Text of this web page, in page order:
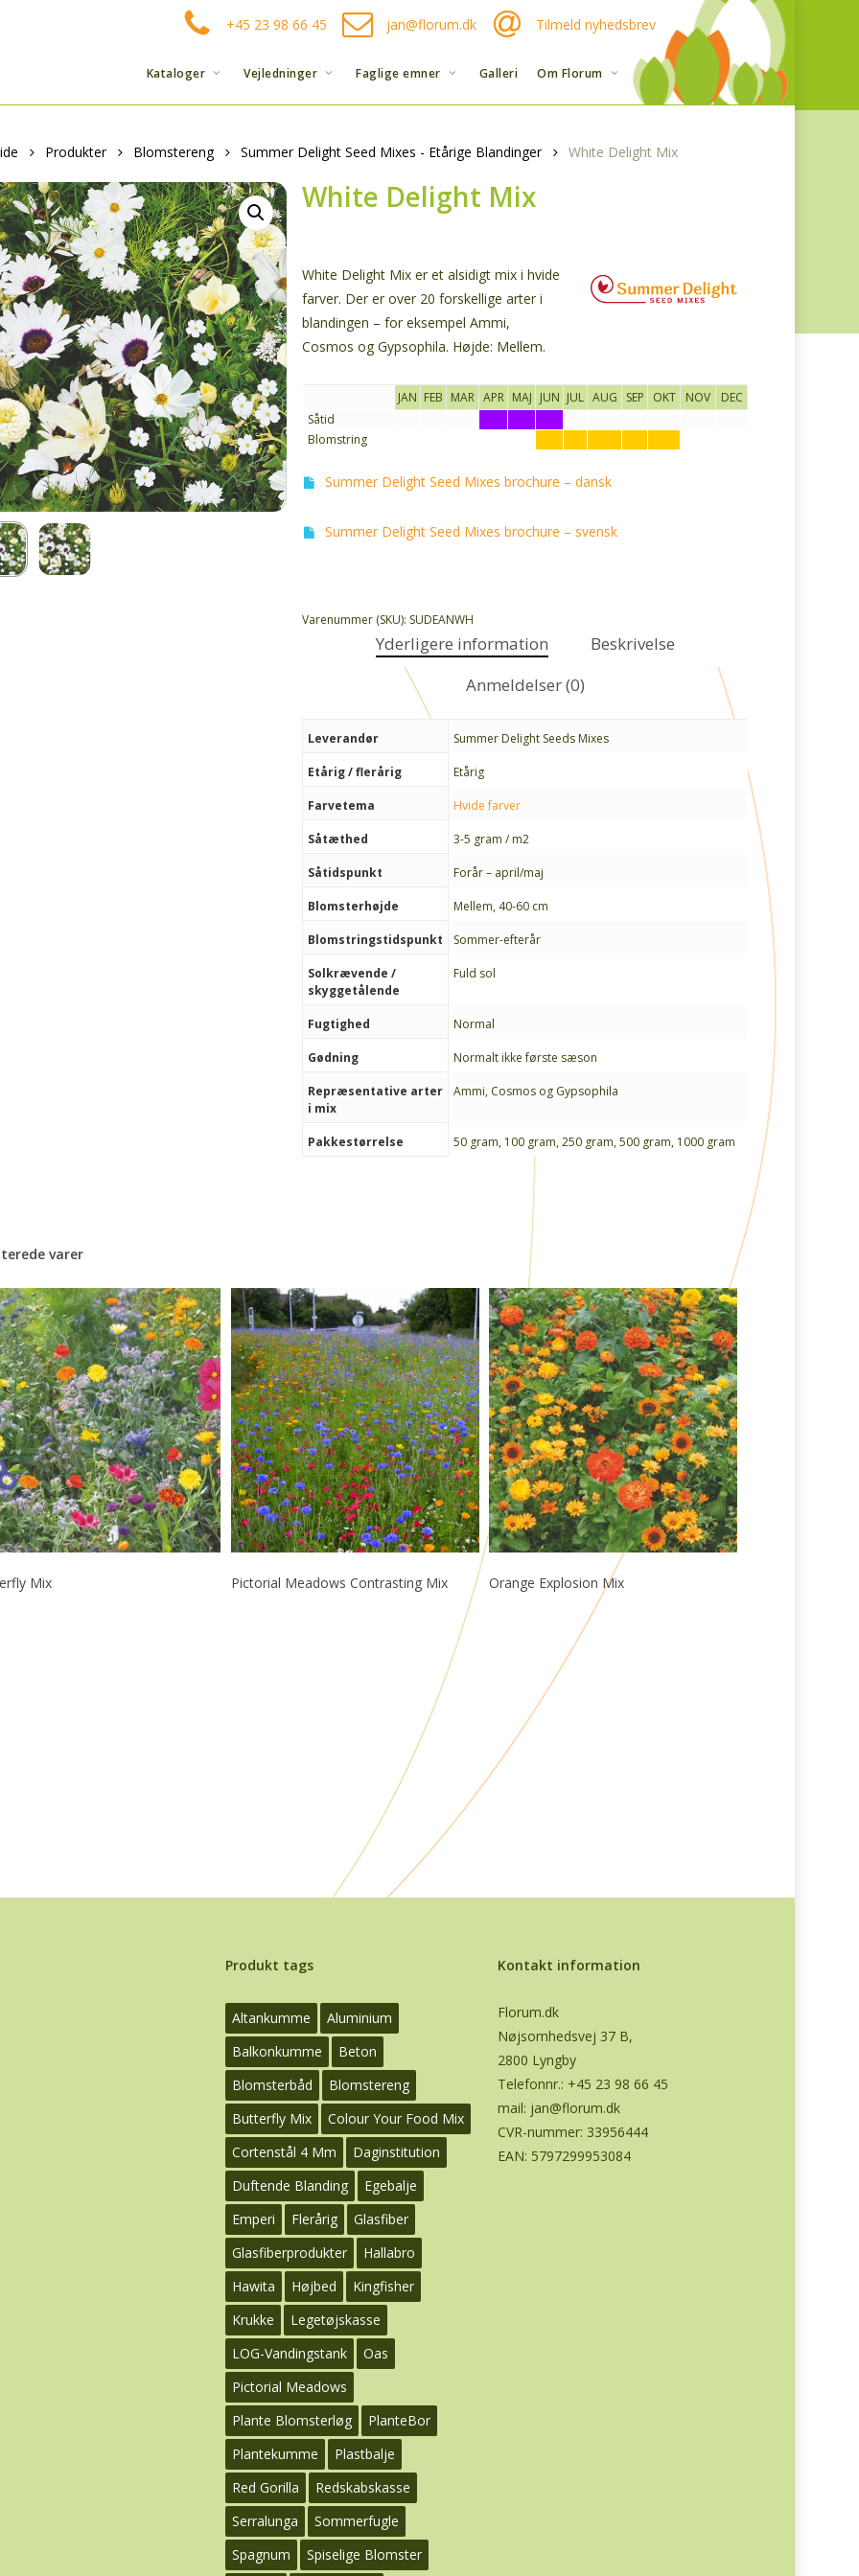
+45 23 98 66 45 jan@florum.dk Tilmeld nyhedsbrev
Kataloger Vejledninger Faglige emner Galleri Om Florum
Produkter Blomstereng Summer Delight Seed Mixes - Etårige Blandinger White Delight Mix
White Delight Mix
White Delight Mix er et alsidigt mix i hvide
farver. Der er over 20 forskellige arter i
blandingen – for eksempel Ammi,
Cosmos og Gypsophila. Højde: Mellem.
JAN FEB MAR APR MAJ JUN JUL AUG SEP OKT NOV
DEC
Såtid
Blomstring
Summer Delight Seed Mixes brochure – dansk
Summer Delight Seed Mixes brochure – svensk
Varenummer (SKU): SUDEANWH
Yderligere information
Beskrivelse
Anmeldelser (0)
Leverandør Summer Delight Seeds Mixes
Etårig / flerårig Etårig
Farvetema Hvide farver
Såtæthed 3-5 gram / m2
Såtidspunkt Forår – april/maj
Blomsterhøjde Mellem, 40-60 cm
Blomstringstidspunkt Sommer-efterår
Solkrævende /
skyggetålende
Fuld sol
Fugtighed Normal
Gødning Normalt ikke første sæson
Repræsentative arter
i mix
Ammi, Cosmos og Gypsophila
Pakkestørrelse 50 gram, 100 gram, 250 gram, 500 gram, 1000 gram
varer
Mix Pictorial Meadows Contrasting Mix
Læs Mere
Orange Explosion Mix
Produkt tags
Altankumme
Aluminium
Balkonkumme
Beton
Blomsterbåd
Blomstereng
Butterfly Mix
Colour Your Food Mix
Cortenstål 4 Mm
Daginstitution
Duftende Blanding
Egebalje
Emperi
Flerårig
Glasfiber
Glasfiberprodukter
Hallabro
Hawita
Højbed
Kingfisher
Krukke
Legetøjskasse
LOG-Vandingstank
Oas
Pictorial Meadows
Plante Blomsterløg
PlanteBor
Plantekumme
Plastbalje
Red Gorilla
Redskabskasse
Serralunga
Sommerfugle
Spagnum
Spiselige Blomster
Kontakt information
Florum.dk
Nøjsomhedsvej 37 B,
2800 Lyngby
Telefonnr.: +45 23 98 66 45
mail: jan@florum.dk
CVR-nummer: 33956444
EAN: 5797299953084